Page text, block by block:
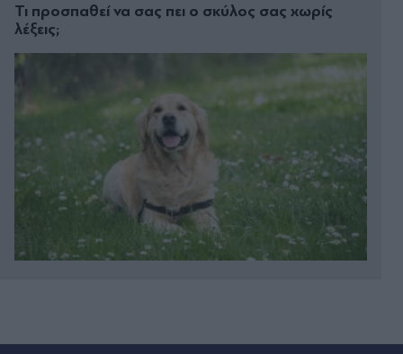
Τι προσπαθεί να σας πει ο σκύλος σας χωρίς
λέξεις;